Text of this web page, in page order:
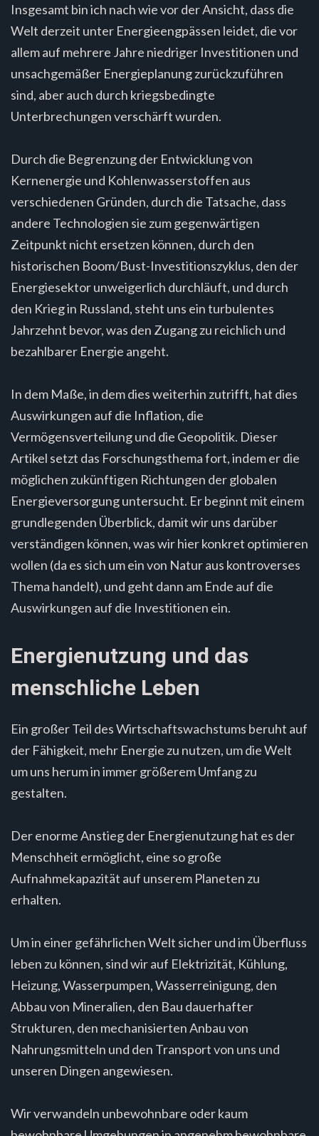
Insgesamt bin ich nach wie vor der Ansicht, dass die
Welt derzeit unter Energieengpässen leidet, die vor
allem auf mehrere Jahre niedriger Investitionen und
unsachgemäßer Energieplanung zurückzuführen
sind, aber auch durch kriegsbedingte
Unterbrechungen verschärft wurden.
Durch die Begrenzung der Entwicklung von
Kernenergie und Kohlenwasserstoffen aus
verschiedenen Gründen, durch die Tatsache, dass
andere Technologien sie zum gegenwärtigen
Zeitpunkt nicht ersetzen können, durch den
historischen Boom/Bust-Investitionszyklus, den der
Energiesektor unweigerlich durchläuft, und durch
den Krieg in Russland, steht uns ein turbulentes
Jahrzehnt bevor, was den Zugang zu reichlich und
bezahlbarer Energie angeht.
In dem Maße, in dem dies weiterhin zutrifft, hat dies
Auswirkungen auf die Inflation, die
Vermögensverteilung und die Geopolitik. Dieser
Artikel setzt das Forschungsthema fort, indem er die
möglichen zukünftigen Richtungen der globalen
Energieversorgung untersucht. Er beginnt mit einem
grundlegenden Überblick, damit wir uns darüber
verständigen können, was wir hier konkret optimieren
wollen (da es sich um ein von Natur aus kontroverses
Thema handelt), und geht dann am Ende auf die
Auswirkungen auf die Investitionen ein.
Energienutzung und das
menschliche Leben
Ein großer Teil des Wirtschaftswachstums beruht auf
der Fähigkeit, mehr Energie zu nutzen, um die Welt
um uns herum in immer größerem Umfang zu
gestalten.
Der enorme Anstieg der Energienutzung hat es der
Menschheit ermöglicht, eine so große
Aufnahmekapazität auf unserem Planeten zu
erhalten.
Um in einer gefährlichen Welt sicher und im Überfluss
leben zu können, sind wir auf Elektrizität, Kühlung,
Heizung, Wasserpumpen, Wasserreinigung, den
Abbau von Mineralien, den Bau dauerhafter
Strukturen, den mechanisierten Anbau von
Nahrungsmitteln und den Transport von uns und
unseren Dingen angewiesen.
Wir verwandeln unbewohnbare oder kaum